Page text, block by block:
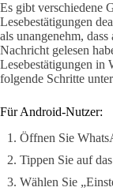
Es gibt verschiedene
Lesebestätigungen
als unangenehm,
Nachricht gelesen
Lesebestätigungen in
folgende Schritte
Für Android-Nutzer:
Öffnen Sie
Tippen Sie auf
Wählen Sie